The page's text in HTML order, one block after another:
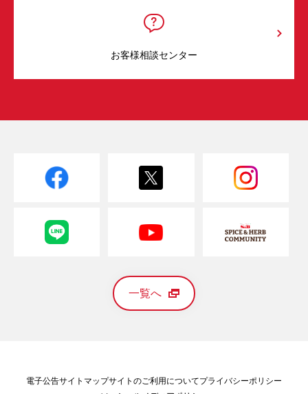
お客様相談センター
一覧へ
電子公告サイトマップサイトのご利用についてプライバシーポリシー